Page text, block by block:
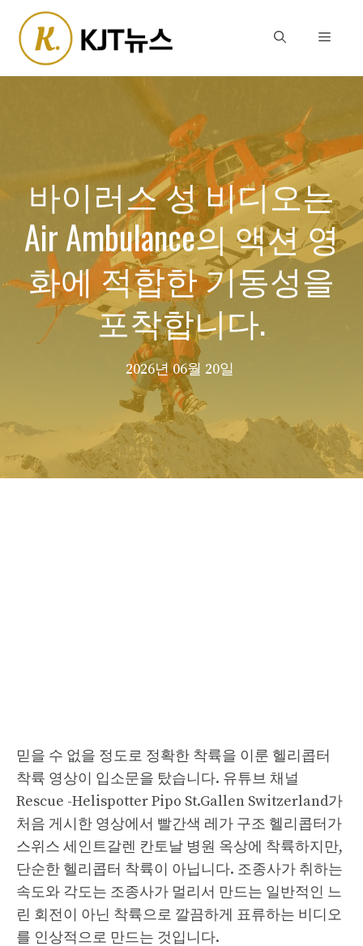
content
Menu
바이러스 성 비디오는
Air Ambulance의 액션 영
화에 적합한 기동성을
포착합니다.
2026년 06월 20일
믿을 수 없을 정도로 정확한 착륙을 이룬 헬리콥터
착륙 영상이 입소문을 탔습니다. 유튜브 채널
Rescue -Helispotter Pipo St.Gallen Switzerland가
처음 게시한 영상에서 빨간색 레가 구조 헬리콥터가
스위스 세인트갈렌 칸토날 병원 옥상에 착륙하지만,
단순한 헬리콥터 착륙이 아닙니다. 조종사가 취하는
속도와 각도는 조종사가 멀리서 만드는 일반적인 느
린 회전이 아닌 착륙으로 깔끔하게 표류하는 비디오
를 인상적으로 만드는 것입니다.